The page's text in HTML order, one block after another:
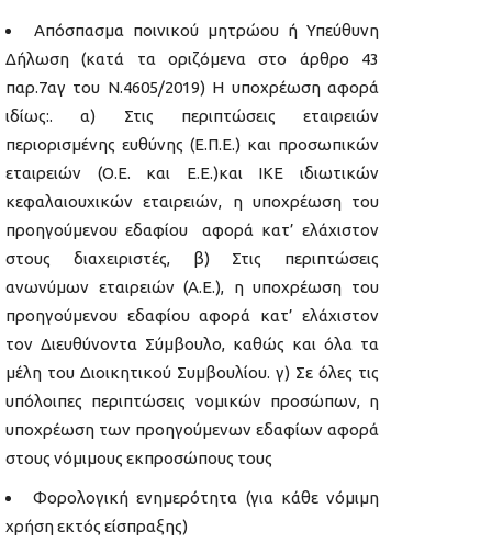
Απόσπασμα ποινικού μητρώου ή Υπεύθυνη
Δήλωση (κατά τα οριζόμενα στο άρθρο 43
παρ.7αγ του Ν.4605/2019) Η υποχρέωση αφορά
ιδίως:. α) Στις περιπτώσεις εταιρειών
περιορισμένης ευθύνης (Ε.Π.Ε.) και προσωπικών
εταιρειών (Ο.Ε. και Ε.Ε.)και IKE ιδιωτικών
κεφαλαιουχικών εταιρειών, η υποχρέωση του
προηγούμενου εδαφίου αφορά κατ’ ελάχιστον
στους διαχειριστές, β) Στις περιπτώσεις
ανωνύμων εταιρειών (Α.Ε.), η υποχρέωση του
προηγούμενου εδαφίου αφορά κατ’ ελάχιστον
τον Διευθύνοντα Σύμβουλο, καθώς και όλα τα
μέλη του Διοικητικού Συμβουλίου. γ) Σε όλες τις
υπόλοιπες περιπτώσεις νομικών προσώπων, η
υποχρέωση των προηγούμενων εδαφίων αφορά
στους νόμιμους εκπροσώπους τους
Φορολογική ενημερότητα (για κάθε νόμιμη
χρήση εκτός είσπραξης)